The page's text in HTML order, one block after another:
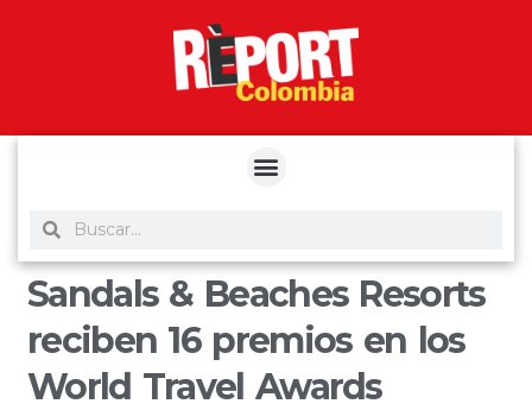
Sandals & Beaches Resorts
reciben 16 premios en los
World Travel Awards